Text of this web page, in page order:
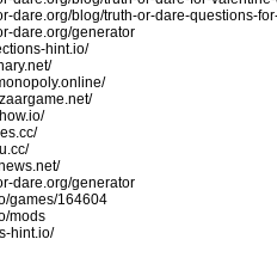
dare.org/blog/truth-or-dare-questions-
dare.org/generator
hint.io/
dare.org/generator
games/164604
mods
hint.io/